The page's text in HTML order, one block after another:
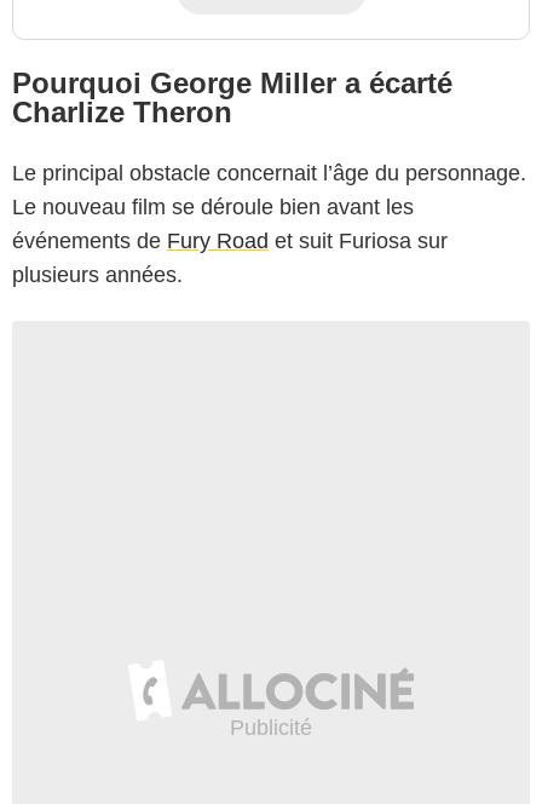
Pourquoi George Miller a écarté
Charlize Theron
Le principal obstacle concernait l’âge du personnage.
Le nouveau film se déroule bien avant les
événements de Fury Road et suit Furiosa sur
plusieurs années.